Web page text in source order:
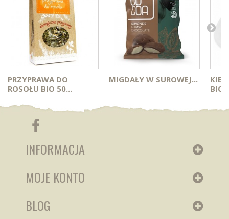
PRZYPRAWA DO
ROSOŁU BIO 50...
MIGDAŁY W SUROWEJ...
INFORMACJA
MOJE KONTO
BLOG